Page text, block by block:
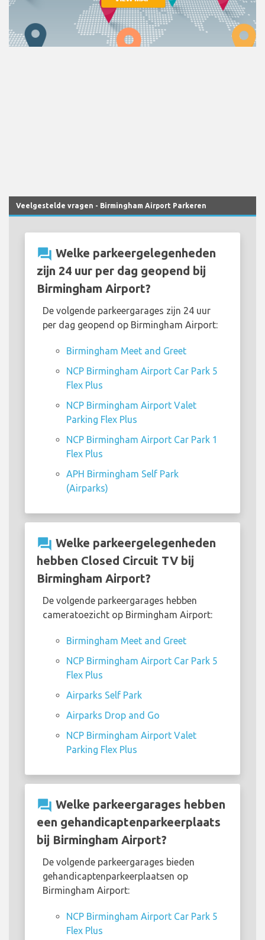
Veelgestelde vragen - Birmingham Airport Parkeren
question_answer Welke parkeergelegenheden
zijn 24 uur per dag geopend bij
Birmingham Airport?
De volgende parkeergarages zijn 24 uur
per dag geopend op Birmingham Airport:
Birmingham Meet and Greet
NCP Birmingham Airport Car Park 5
Flex Plus
NCP Birmingham Airport Valet
Parking Flex Plus
NCP Birmingham Airport Car Park 1
Flex Plus
APH Birmingham Self Park
(Airparks)
question_answer Welke parkeergelegenheden
hebben Closed Circuit TV bij
Birmingham Airport?
De volgende parkeergarages hebben
cameratoezicht op Birmingham Airport:
Birmingham Meet and Greet
NCP Birmingham Airport Car Park 5
Flex Plus
Airparks Self Park
Airparks Drop and Go
NCP Birmingham Airport Valet
Parking Flex Plus
question_answer Welke parkeergarages hebben
een gehandicaptenparkeerplaats
bij Birmingham Airport?
De volgende parkeergarages bieden
gehandicaptenparkeerplaatsen op
Birmingham Airport:
NCP Birmingham Airport Car Park 5
Flex Plus